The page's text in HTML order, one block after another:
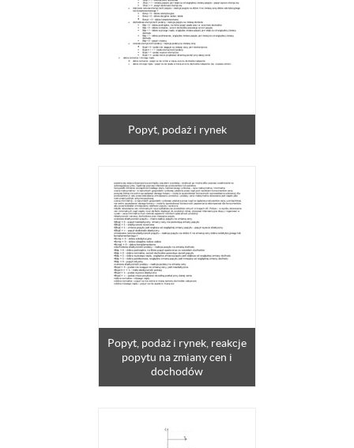
Popyt, podaż i rynek
Popyt, podaż i rynek, reakcje
popytu na zmiany cen i
dochodów